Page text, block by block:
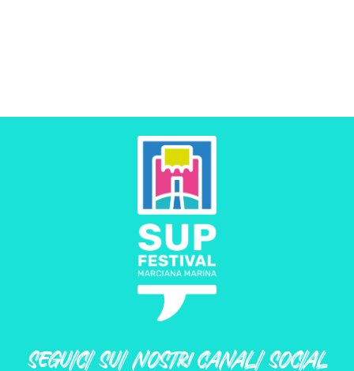
SEGUICI SUI NOSTRI CANALI SOCIAL